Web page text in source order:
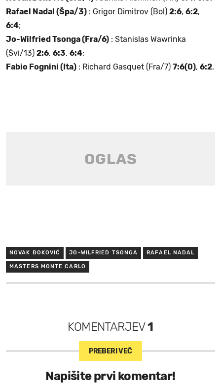
Rafael Nadal (Špa/3) : Grigor Dimitrov (Bol) 2:6, 6:2,
6:4;
Jo-Wilfried Tsonga (Fra/6) : Stanislas Wawrinka
(Švi/13) 2:6, 6:3, 6:4;
Fabio Fognini (Ita) : Richard Gasquet (Fra/7) 7:6(0), 6:2.
NOVAK ĐOKOVIĆ JO-WILFRIED TSONGA RAFAEL NADAL
MASTERS MONTE CARLO
KOMENTARJEV1
PREBERI VEČ
Napišite prvi komentar!